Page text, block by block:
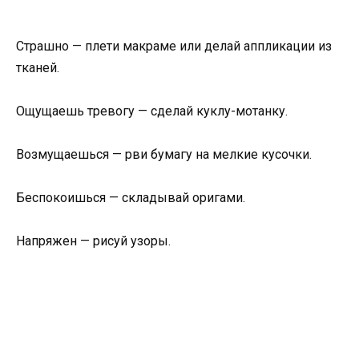
Страшно — плети макраме или делай аппликации из
тканей.
Ощущаешь тревогу — сделай куклу-мотанку.
Возмущаешься — рви бумагу на мелкие кусочки.
Беспокоишься — складывай оригами.
Напряжен — рисуй узоры.